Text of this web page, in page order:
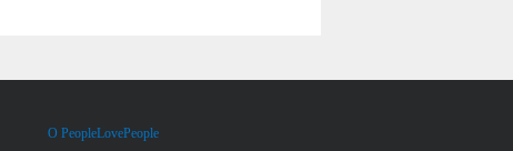
O PeopleLovePeople